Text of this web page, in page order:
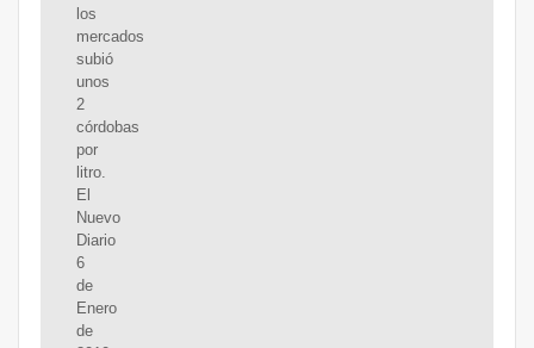
los
mercados
subió
unos
2
córdobas
por
litro.
El
Nuevo
Diario
6
de
Enero
de